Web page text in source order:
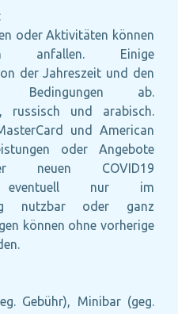
oder Aktivitäten können
anfallen. Einige
der Jahreszeit und den
Bedingungen ab.
russisch und arabisch.
und American
oder Angebote
neuen COVID19
eventuell nur im
nutzbar oder ganz
können ohne vorherige
Gebühr), Minibar (geg.